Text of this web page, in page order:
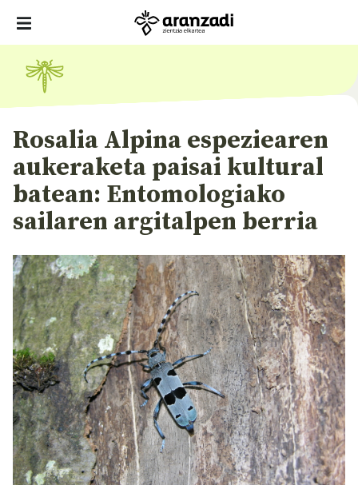
Rosalia Alpina espeziearen
aukeraketa paisai kultural
batean: Entomologiako
sailaren argitalpen berria